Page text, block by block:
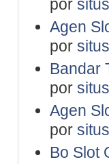
por
Agen
por
Bandar
por
Agen
por
Bo Slot